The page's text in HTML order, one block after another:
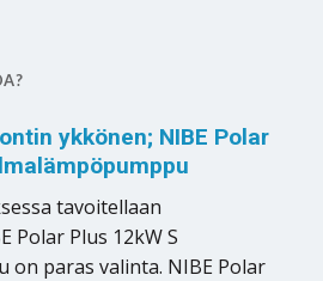
ykkönen; NIBE Polar
tavoitellaan
Polar Plus 12kW S
on paras valinta. NIBE Polar